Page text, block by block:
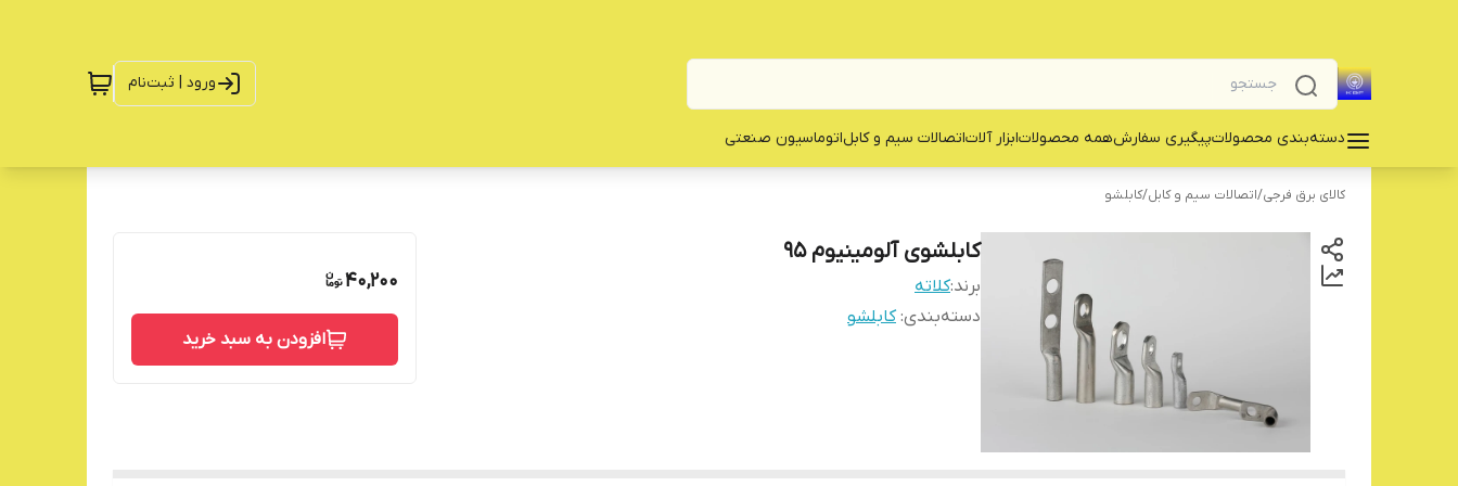
ورود | ثبت‌نام
دسته‌بندی محصولاتپیگیری سفارشهمه محصولات‌ابزار آلاتاتصالات سیم و کابلاتوماسیون صنعتی
کالای برق فرجی/اتصالات سیم و کابل/کابلشو
کابلشوی آلومینیوم 95
برند:کلاته
دسته‌بندی:کابلشو
40,200
افزودن به سبد خرید